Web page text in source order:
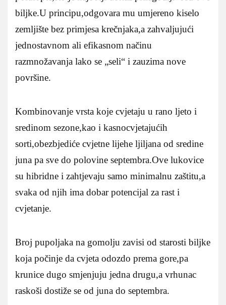
biljke.U principu,odgovara mu umjereno kiselo
zemljište bez primjesa krečnjaka,a zahvaljujući
jednostavnom ali efikasnom načinu
razmnožavanja lako se „seli“ i zauzima nove
površine.
Kombinovanje vrsta koje cvjetaju u rano ljeto i
sredinom sezone,kao i kasnocvjetajućih
sorti,obezbjediće cvjetne lijehe ljiljana od sredine
juna pa sve do polovine septembra.Ove lukovice
su hibridne i zahtjevaju samo minimalnu zaštitu,a
svaka od njih ima dobar potencijal za rast i
cvjetanje.
Broj pupoljaka na gomolju zavisi od starosti biljke
koja počinje da cvjeta odozdo prema gore,pa
krunice dugo smjenjuju jedna drugu,a vrhunac
raskoši dostiže se od juna do septembra.